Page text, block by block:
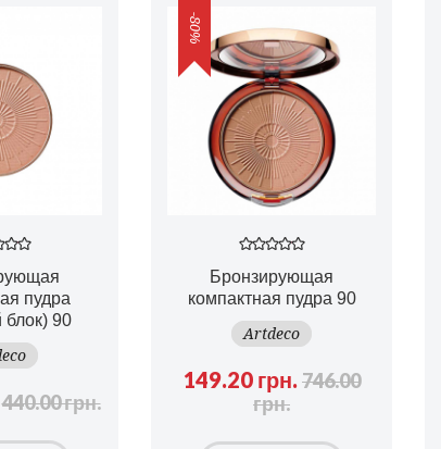
пудра
90
440.00 грн.
-80%
Бронзирующая
компактная пудра 90
Artdeco
149.20 грн.746.00
грн.